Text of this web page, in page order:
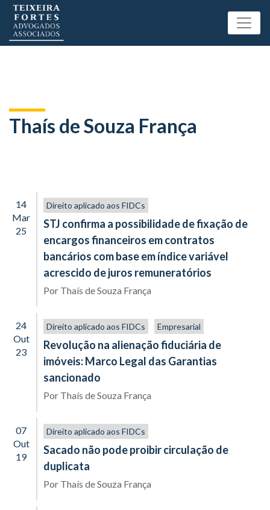
Thaís de Souza França
14
Mar
25
Direito aplicado aos FIDCs
STJ confirma a possibilidade de fixação de
encargos financeiros em contratos
bancários com base em índice variável
acrescido de juros remuneratórios
Por Thaís de Souza França
24
Out
23
Direito aplicado aos FIDCs Empresarial
Revolução na alienação fiduciária de
imóveis: Marco Legal das Garantias
sancionado
Por Thaís de Souza França
07
Out
19
Direito aplicado aos FIDCs
Sacado não pode proibir circulação de
duplicata
Por Thaís de Souza França